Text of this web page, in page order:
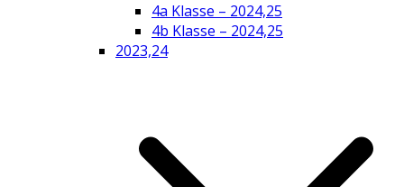
4a Klasse – 2024,25
4b Klasse – 2024,25
2023,24